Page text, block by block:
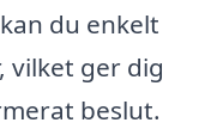
kan du enkelt
vilket ger dig
beslut.